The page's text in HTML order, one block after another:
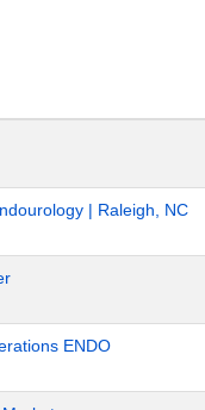
| Raleigh, NC
ENDO